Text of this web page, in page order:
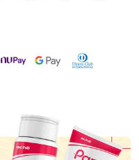
NuPay Google PayDiners Club